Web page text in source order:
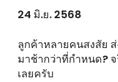
24 มิ.ย. 2568
ลูกค้าหลายคนสงสัย
มาช้ากว่าที่กำหนด?
เลยครับ